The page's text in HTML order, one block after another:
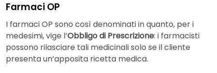
Farmaci OP
I farmaci OP sono così denominati in quanto, per i
medesimi, vige l’Obbligo di Prescrizione: i farmacisti
possono rilasciare tali medicinali solo se il cliente
presenta un’apposita ricetta medica.